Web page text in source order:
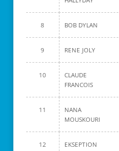
8 BOB DYLAN
9 RENE JOLY
10
CLAUDE
FRANCOIS
11
NANA
MOUSKOURI
12 EKSEPTION